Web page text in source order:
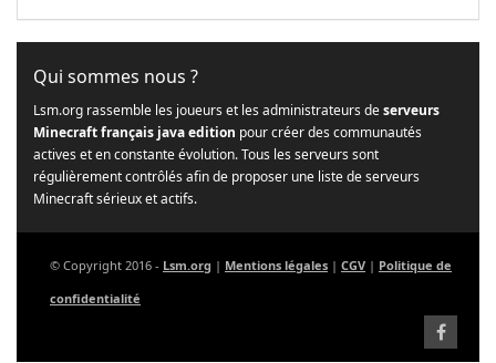
Qui sommes nous ?
Lsm.org rassemble les joueurs et les administrateurs deserveurs
Minecraft français java edition pour créer des communautés
actives et en constante évolution. Tous les serveurs sont
régulièrement contrôlés afin de proposer une liste de serveurs
Minecraft sérieux et actifs.
© Copyright 2016 - Lsm.org | Mentions légales | CGV | Politique de
confidentialité